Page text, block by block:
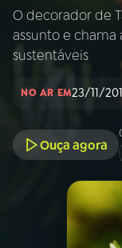
O decorador de
assunto e chama
sustentáveis
NO AR EM23/11/
Ouça agora